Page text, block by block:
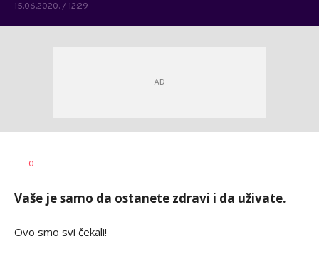
15.06.2020. / 12:29
AUTOR
0
Vaše je samo da ostanete zdravi i da uživate.
Ovo smo svi čekali!